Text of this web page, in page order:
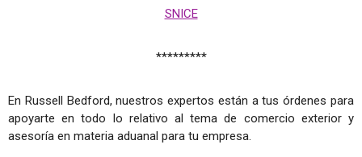
SNICE
*********
En Russell Bedford, nuestros expertos están a tus órdenes para
apoyarte en todo lo relativo al tema de comercio exterior y
asesoría en materia aduanal para tu empresa.